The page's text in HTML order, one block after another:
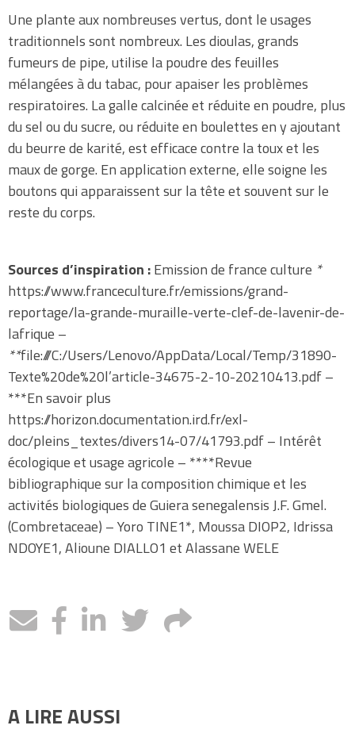
Une plante aux nombreuses vertus, dont le usages
traditionnels sont nombreux. Les dioulas, grands
fumeurs de pipe, utilise la poudre des feuilles
mélangées à du tabac, pour apaiser les problèmes
respiratoires. La galle calcinée et réduite en poudre, plus
du sel ou du sucre, ou réduite en boulettes en y ajoutant
du beurre de karité, est efficace contre la toux et les
maux de gorge. En application externe, elle soigne les
boutons qui apparaissent sur la tête et souvent sur le
reste du corps.
Sources d’inspiration :Emission de france culture *
https://www.franceculture.fr/emissions/grand-
reportage/la-grande-muraille-verte-clef-de-lavenir-de-
lafrique –
**file:///C:/Users/Lenovo/AppData/Local/Temp/31890-
Texte%20de%20l’article-34675-2-10-20210413.pdf –
***En savoir plus
https://horizon.documentation.ird.fr/exl-
doc/pleins_textes/divers14-07/41793.pdf – Intérêt
écologique et usage agricole – ****Revue
bibliographique sur la composition chimique et les
activités biologiques de Guiera senegalensis J.F. Gmel.
(Combretaceae) – Yoro TINE1*, Moussa DIOP2, Idrissa
NDOYE1, Alioune DIALLO1 et Alassane WELE
A LIRE AUSSI